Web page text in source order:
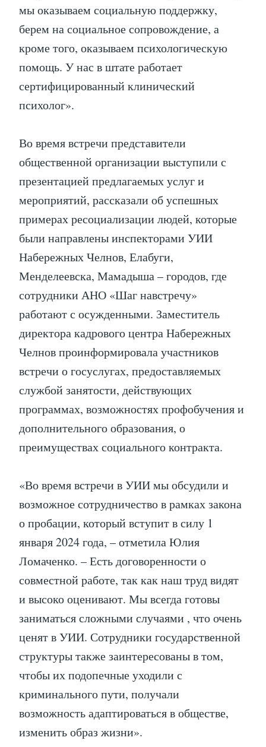
мы оказываем социальную поддержку,
берем на социальное сопровождение, а
кроме того, оказываем психологическую
помощь. У нас в штате работает
сертифицированный клинический
психолог».
Во время встречи представители
общественной организации выступили с
презентацией предлагаемых услуг и
мероприятий, рассказали об успешных
примерах ресоциализации людей, которые
были направлены инспекторами УИИ
Набережных Челнов, Елабуги,
Менделеевска, Мамадыша – городов, где
сотрудники АНО «Шаг навстречу»
работают с осужденными. Заместитель
директора кадрового центра Набережных
Челнов проинформировала участников
встречи о госуслугах, предоставляемых
службой занятости, действующих
программах, возможностях профобучения и
дополнительного образования, о
преимуществах социального контракта.
«Во время встречи в УИИ мы обсудили и
возможное сотрудничество в рамках закона
о пробации, который вступит в силу 1
января 2024 года, – отметила Юлия
Ломаченко. – Есть договоренности о
совместной работе, так как наш труд видят
и высоко оценивают. Мы всегда готовы
заниматься сложными случаями , что очень
ценят в УИИ. Сотрудники государственной
структуры также заинтересованы в том,
чтобы их подопечные уходили с
криминального пути, получали
возможность адаптироваться в обществе,
изменить образ жизни».